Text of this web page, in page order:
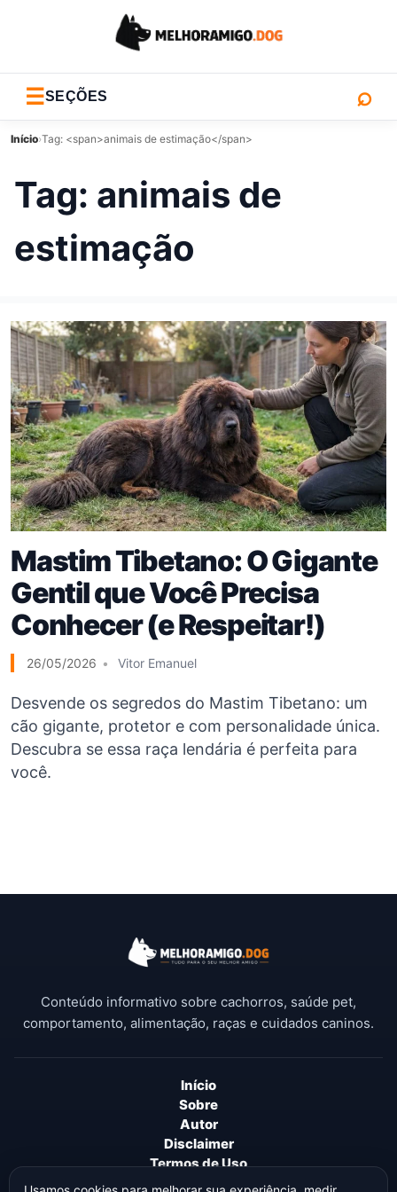
☰SEÇÕES ⌕
Início›Tag: <span>animais de estimação</span>
Tag: animais de
estimação
Mastim Tibetano: O Gigante
Gentil que Você Precisa
Conhecer (e Respeitar!)
26/05/2026 Vitor Emanuel
Desvende os segredos do Mastim Tibetano: um
cão gigante, protetor e com personalidade única.
Descubra se essa raça lendária é perfeita para
você.
Conteúdo informativo sobre cachorros, saúde pet,
comportamento, alimentação, raças e cuidados caninos.
Início
Sobre
Autor
Disclaimer
Termos de Uso
Política de Privacidade